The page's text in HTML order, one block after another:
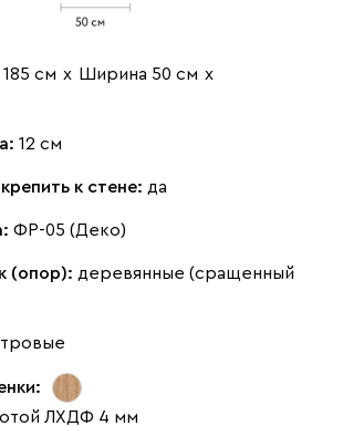
см х Ширина 50 см х
12 см
к стене: да
ФР-05 (Деко)
(опор): деревянные (сращенный
ЛХДФ 4 мм